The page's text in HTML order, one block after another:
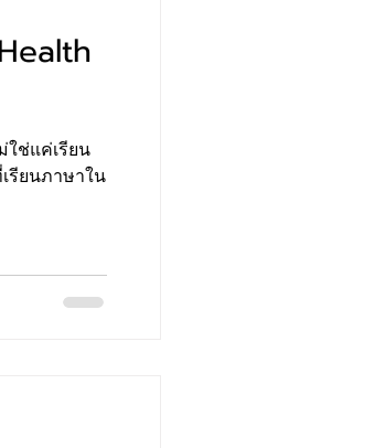
ช่แค่เรียน
รียนภาษาใน